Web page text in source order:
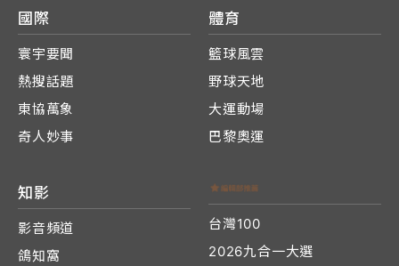
國際
寰宇要聞
熱搜話題
東協萬象
奇人妙事
體育
籃球風雲
野球天地
大運動場
巴黎奧運
知影
影音頻道
鴿知窩
台灣100
2026九合一大選